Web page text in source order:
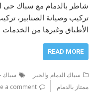
شاطر بالدمام مع سباك حى
تركيب وصيانة الصنابير،
الأطباق وغيرها من الخدمات
READ MORE
سباك الدمام والخبر سباك
ممتاز بالدمام
a comment